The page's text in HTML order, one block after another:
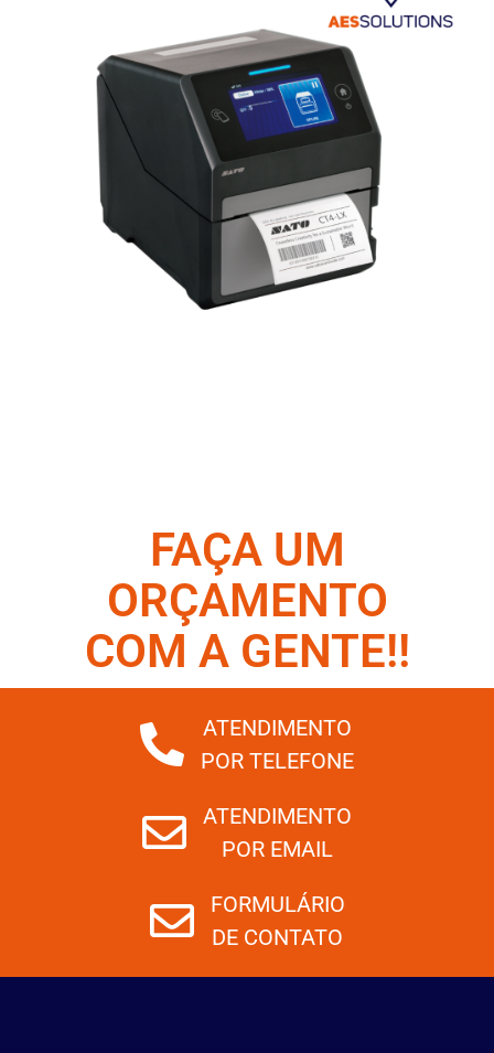
FAÇA UM
ORÇAMENTO
COM A GENTE!!
ATENDIMENTO
POR TELEFONE
ATENDIMENTO
POR EMAIL
FORMULÁRIO
DE CONTATO